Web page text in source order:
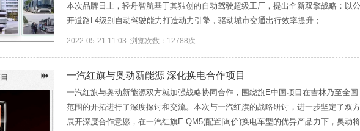
本次品牌日上，轻舟智航基于其独创的自动驾驶超级工厂，提出全新双擎战略：以公
开道路L4级别自动驾驶能力打造动力引擎，驱动城市交通出行效率提升；
2022-05-21 11:03 浏览次数：12788次
一汽红旗与奥动新能源 深化换电合作项目
一汽红旗与奥动新能源双方就加强战略协同合作，围绕旗E中国项目在吉林乃至全国
范围的开拓进行了深度探讨和交流。本次与一汽红旗的战略研讨，进一步坚定了双方
展开深度合作意愿，在一汽红旗E-QM5(配置|询价)换电车型的优异产品力下，奥动将